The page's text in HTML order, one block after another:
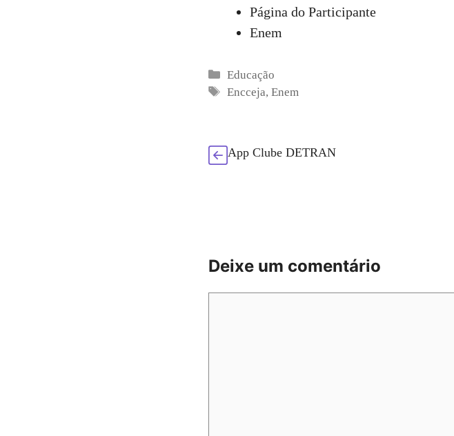
Página do Participante
Enem
Categorias
Educação
Tags
Encceja,Enem
App Clube DETRAN
Deixe um comentário